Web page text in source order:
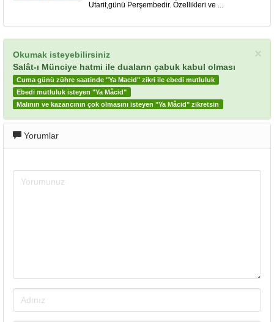
Utarit,günü Perşembedir. Özellikleri ve ...
×
Okumak isteyebilirsiniz
Salât-ı Münciye hatmi ile duaların çabuk kabul olması
Cuma günü zühre saatinde "Ya Macid" zikri ile ebedi mutluluk
Ebedi mutluluk isteyen "Ya Mâcid"
Malının ve kazancının çok olmasını isteyen "Ya Mâcid" zikretsin
Yorumlar